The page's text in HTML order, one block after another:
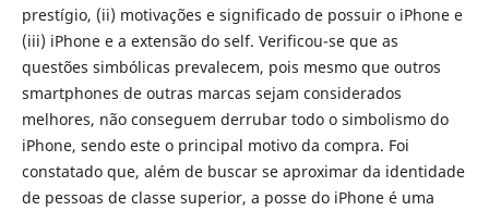
prestígio, (ii) motivações e significado de possuir o iPhone e
(iii) iPhone e a extensão do self. Verificou-se que as
questões simbólicas prevalecem, pois mesmo que outros
smartphones de outras marcas sejam considerados
melhores, não conseguem derrubar todo o simbolismo do
iPhone, sendo este o principal motivo da compra. Foi
constatado que, além de buscar se aproximar da identidade
de pessoas de classe superior, a posse do iPhone é uma